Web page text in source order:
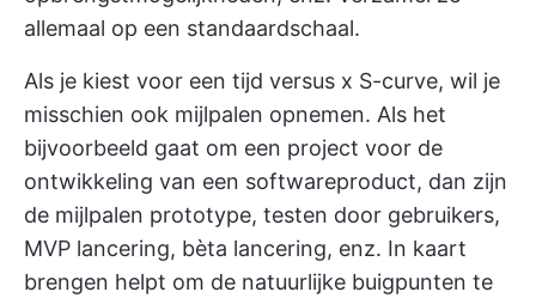
allemaal op een standaardschaal.
Als je kiest voor een tijd versus x S-curve, wil je
misschien ook mijlpalen opnemen. Als het
bijvoorbeeld gaat om een project voor de
ontwikkeling van een softwareproduct, dan zijn
de mijlpalen prototype, testen door gebruikers,
MVP lancering, bèta lancering, enz. In kaart
brengen helpt om de natuurlijke buigpunten te